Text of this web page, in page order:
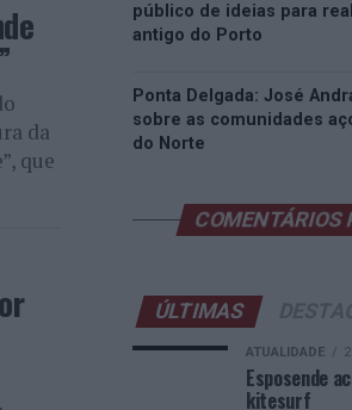
da
que
público de ideias para
antigo do Porto
Ponta Delgada: José
sobre as comunidades
do Norte
COMENTÁRIOS
ÚLTIMAS
ATUALIDADE
Esposende
kitesurf